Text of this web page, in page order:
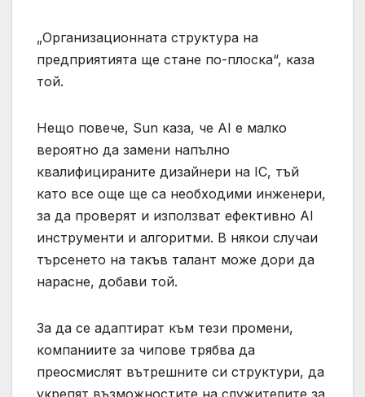
„Организационната структура на
предприятията ще стане по-плоска“, каза
той.
Нещо повече, Sun каза, че AI е малко
вероятно да замени напълно
квалифицираните дизайнери на IC, тъй
като все още ще са необходими инженери,
за да проверят и използват ефективно AI
инструменти и алгоритми. В някои случаи
търсенето на такъв талант може дори да
нарасне, добави той.
За да се адаптират към тези промени,
компаниите за чипове трябва да
преосмислят вътрешните си структури, да
укрепят възможностите на служителите за